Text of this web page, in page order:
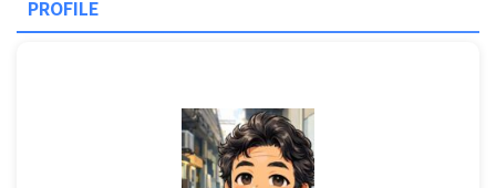
PROFILE